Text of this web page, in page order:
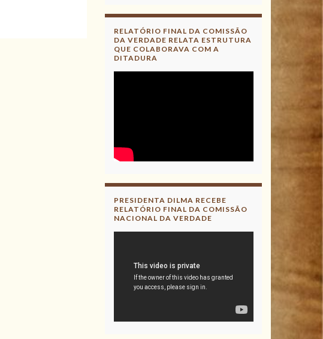
RELATÓRIO FINAL DA COMISSÃO
DA VERDADE RELATA ESTRUTURA
QUE COLABORAVA COM A
DITADURA
PRESIDENTA DILMA RECEBE
RELATÓRIO FINAL DA COMISSÃO
NACIONAL DA VERDADE